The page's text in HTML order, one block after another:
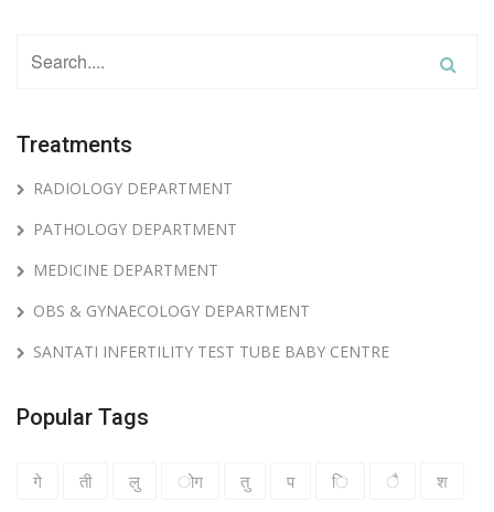
Treatments
RADIOLOGY DEPARTMENT
PATHOLOGY DEPARTMENT
MEDICINE DEPARTMENT
OBS & GYNAECOLOGY DEPARTMENT
SANTATI INFERTILITY TEST TUBE BABY CENTRE
Popular Tags
गे ती लु ोग तु प ि ै श